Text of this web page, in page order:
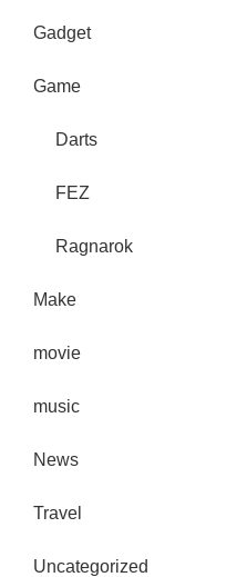
Gadget
Game
Darts
FEZ
Ragnarok
Make
movie
music
News
Travel
Uncategorized